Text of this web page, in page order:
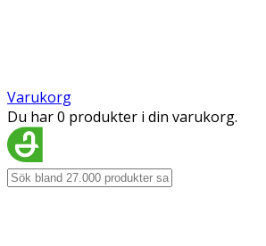
Varukorg
Du har 0 produkter i din varukorg.